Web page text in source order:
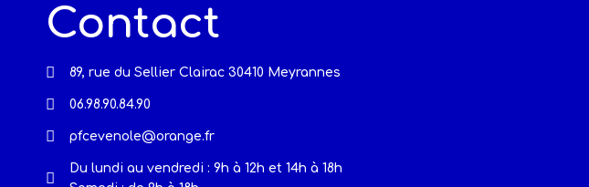
Contact
89, rue du Sellier Clairac 30410 Meyrannes
06.98.90.84.90
pfcevenole@orange.fr
Du lundi au vendredi : 9h à 12h et 14h à 18h